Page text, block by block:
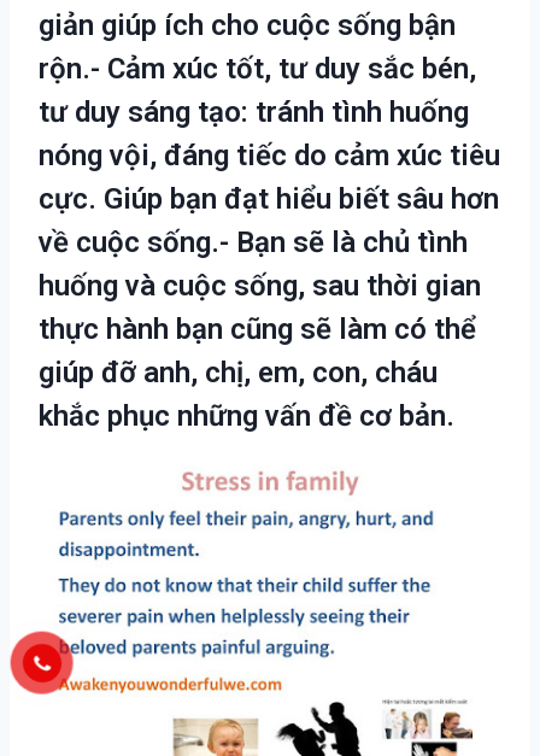
giản giúp ích cho cuộc sống bận
rộn.- Cảm xúc tốt, tư duy sắc bén,
tư duy sáng tạo: tránh tình huống
nóng vội, đáng tiếc do cảm xúc tiêu
cực. Giúp bạn đạt hiểu biết sâu hơn
về cuộc sống.- Bạn sẽ là chủ tình
huống và cuộc sống, sau thời gian
thực hành bạn cũng sẽ làm có thể
giúp đỡ anh, chị, em, con, cháu
khắc phục những vấn đề cơ bản.